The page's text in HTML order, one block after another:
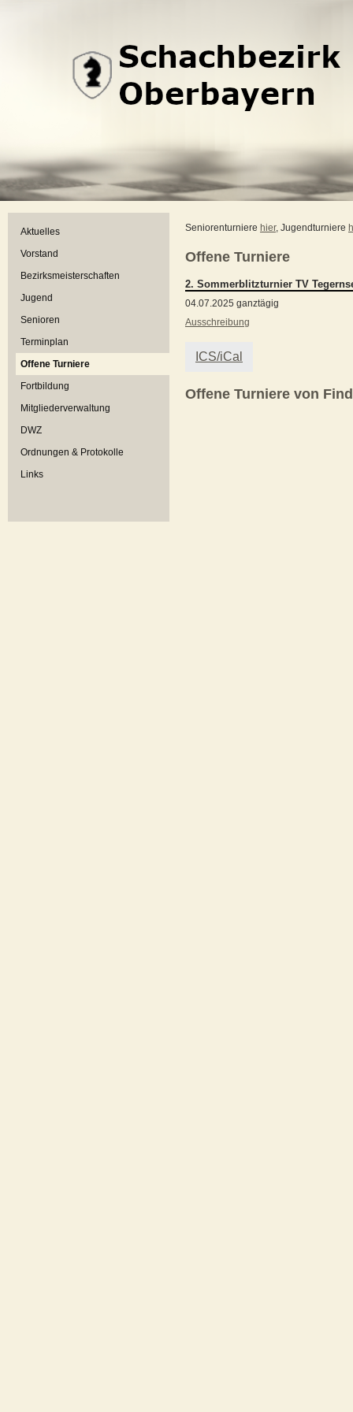
Aktuelles
Vorstand
Bezirksmeisterschaften
Jugend
Senioren
Terminplan
Offene Turniere
Fortbildung
Mitgliederverwaltung
DWZ
Ordnungen & Protokolle
Links
Seniorenturniere hier, Jugendturniere
Offene Turniere
2. Sommerblitzturnier TV
04.07.2025 ganztägig
Ausschreibung
ICS/iCal
Offene Turniere von